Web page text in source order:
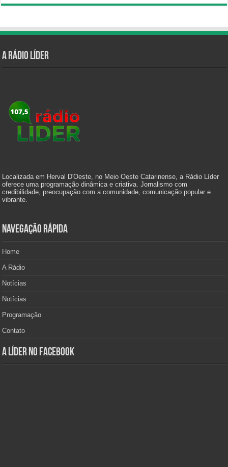
A Rádio Líder
Localizada em Herval D'Oeste, no Meio Oeste Catarinense, a Rádio Líder
oferece uma programação dinâmica e criativa. Jornalismo com
credibilidade, preocupação com a comunidade, comunicação popular e
vibrante.
Navegação Rápida
Home
A Rádio
Notícias
Notícias
Programação
Contato
A Líder no Facebook